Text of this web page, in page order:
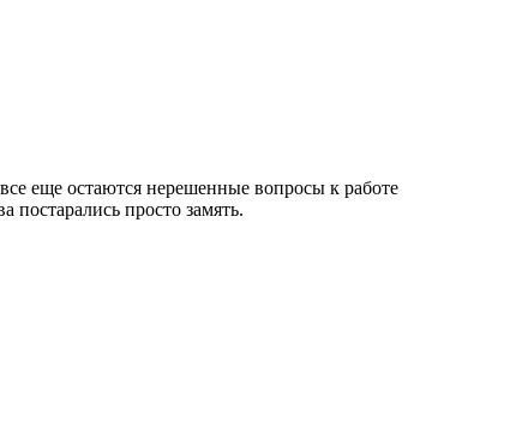
еще остаются нерешенные вопросы к работе
постарались просто замять.